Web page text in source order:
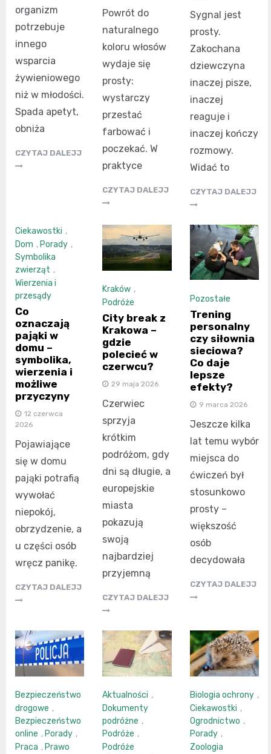
organizm
potrzebuje
innego
wsparcia
żywieniowego
niż w młodości.
Spada apetyt,
obniża
CZYTAJ DALEJJ
Powrót do
naturalnego
koloru włosów
wydaje się
prosty:
wystarczy
przestać
farbować i
poczekać. W
praktyce
CZYTAJ DALEJJ
Sygnal jest
prosty.
Zakochana
dziewczyna
inaczej pisze,
inaczej
reaguje i
inaczej kończy
rozmowy.
Widać to
CZYTAJ DALEJJ
Ciekawostki ,
Dom , Porady ,
Symbolika
zwierząt ,
Wierzenia i
przesądy
Co
oznaczają
pająki w
domu –
symbolika,
wierzenia i
możliwe
przyczyny
12 czerwca
2026
Pojawiające
się w domu
pająki potrafią
wywołać
niepokój,
obrzydzenie, a
u części osób
wręcz panikę.
CZYTAJ DALEJJ
Kraków ,
Podróże
City break z
Krakowa –
gdzie
polecieć w
czerwcu?
29 maja 2026
Czerwiec
sprzyja
krótkim
podróżom, gdy
dni są długie, a
europejskie
miasta
pokazują
swoją
najbardziej
przyjemną
CZYTAJ DALEJJ
Pozostałe
Trening
personalny
czy siłownia
sieciowa?
Co daje
lepsze
efekty?
9 marca 2026
Jeszcze kilka
lat temu wybór
miejsca do
ćwiczeń był
stosunkowo
prosty –
większość
osób
decydowała
CZYTAJ DALEJJ
Bezpieczeństwo
drogowe ,
Bezpieczeństwo
online , Porady ,
Praca , Prawo
Aktualności ,
Dokumenty
podróżne ,
Podróże ,
Podróże
Biologia ochrony ,
Ciekawostki ,
Ogrodnictwo ,
Porady ,
Zoologia